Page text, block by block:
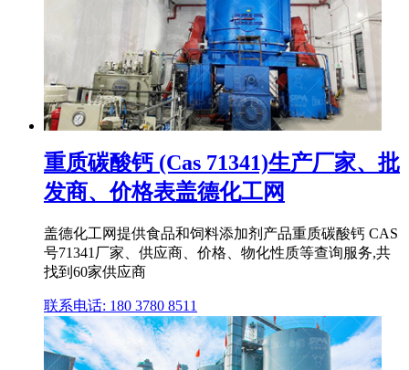
重质碳酸钙 (Cas 71341)生产厂家、批
发商、价格表盖德化工网
盖德化工网提供食品和饲料添加剂产品重质碳酸钙 CAS
号71341厂家、供应商、价格、物化性质等查询服务,共
找到60家供应商
联系电话: 180 3780 8511